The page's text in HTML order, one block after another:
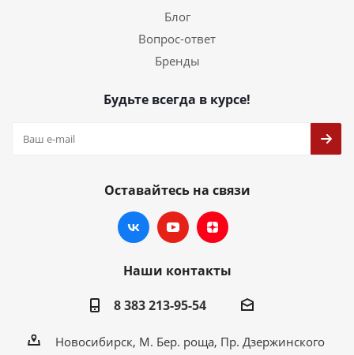
Блог
Вопрос-ответ
Бренды
Будьте всегда в курсе!
Оставайтесь на связи
Наши контакты
8 383 213-95-54
Новосибирск, М. Бер. роща, Пр. Дзержинского